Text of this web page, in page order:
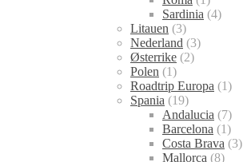
Sardinia (4)
Litauen (3)
Nederland (3)
Østerrike (2)
Polen (1)
Roadtrip Europa (1)
Spania (19)
Andalucia (7)
Barcelona (1)
Costa Brava (3)
Mallorca (8)